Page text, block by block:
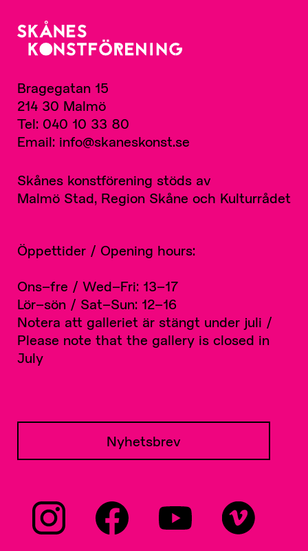
Bragegatan 15
214 30 Malmö
Tel: 040 10 33 80
Email: info@skaneskonst.se
Skånes konstförening stöds av
Malmö Stad, Region Skåne och Kulturrådet
Öppettider / Opening hours:
Ons–fre / Wed–Fri: 13–17
Lör–sön / Sat–Sun: 12–16
Notera att galleriet är stängt under juli /
Please note that the gallery is closed in
July
Nyhetsbrev